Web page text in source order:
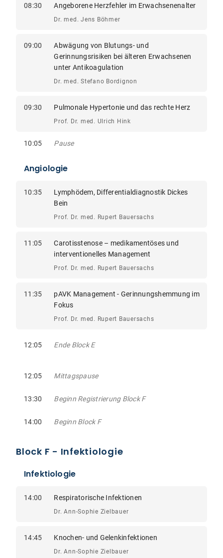
08:30 Angeborene Herzfehler im Erwachsenenalter
Dr. med. Jens Böhmer
09:00
Abwägung von Blutungs- und
Gerinnungsrisiken bei älteren Erwachsenen
unter Antikoagulation
Dr. med. Stefano Bordignon
09:30 Pulmonale Hypertonie und das rechte Herz
Prof. Dr. med. Ulrich Hink
10:05 Pause
Angiologie
10:35
Lymphödem, Differentialdiagnostik Dickes
Bein
Prof. Dr. med. Rupert Bauersachs
11:05
Carotisstenose – medikamentöses und
interventionelles Management
Prof. Dr. med. Rupert Bauersachs
11:35
pAVK Management - Gerinnungshemmung im
Fokus
Prof. Dr. med. Rupert Bauersachs
12:05 Ende Block E
12:05 Mittagspause
13:30 Beginn Registrierung Block F
14:00 Beginn Block F
Block F - Infektiologie
Infektiologie
14:00 Respiratorische Infektionen
Dr. Ann-Sophie Zielbauer
14:45 Knochen- und Gelenkinfektionen
Dr. Ann-Sophie Zielbauer